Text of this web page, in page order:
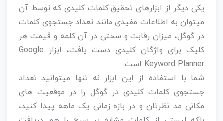
یکی دیگر از ابزارهای تحقیق کلمات کلیدی که توسط آن
میتوان به اطلاعات مفیدی مانند تعداد جستجوی کلمات
در گوگل، میزان رقابت و سختی در آن کلمه و قیمت هر
کلیک برای واژگان کلیدی دست یافت، ابزار Google
Keyword Planner است.
شما با استفاده از این ابزار نه تنها میتوانید تعداد
جستجوی کلمات کلیدی در گوگل را در موقعیت های
مکانی مد نظرتان و در بازه زمانی یک ماهه پیدا کنید،